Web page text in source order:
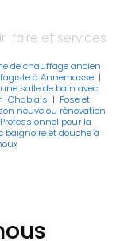
faire et services
de chauffage ancien
à Annemasse|
salle de bain avec
Chablais | Pose et
neuve ou rénovation
Professionnel pour la
baignoire et douche à